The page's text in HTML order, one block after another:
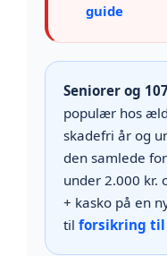
guide
Seniorer og
populær hos
skadefri år og
den samlede
under 2.000 kr.
+ kasko på en
tilforsikring til